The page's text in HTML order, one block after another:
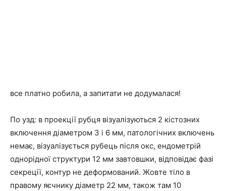
все платно робила, а запитати не додумалася!
По узд: в проекції рубця візуалізуються 2 кістозних
включення діаметром 3 і 6 мм, патологічних включень
немає, візуалізується рубець після окс, ендометрій
однорідної структури 12 мм завтовшки, відповідає фазі
секреції, контур не деформований. Жовте тіло в
правому яєчнику діаметр 22 мм, також там 10